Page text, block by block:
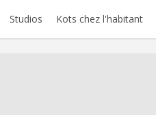
Studios Kots chez l'habitant